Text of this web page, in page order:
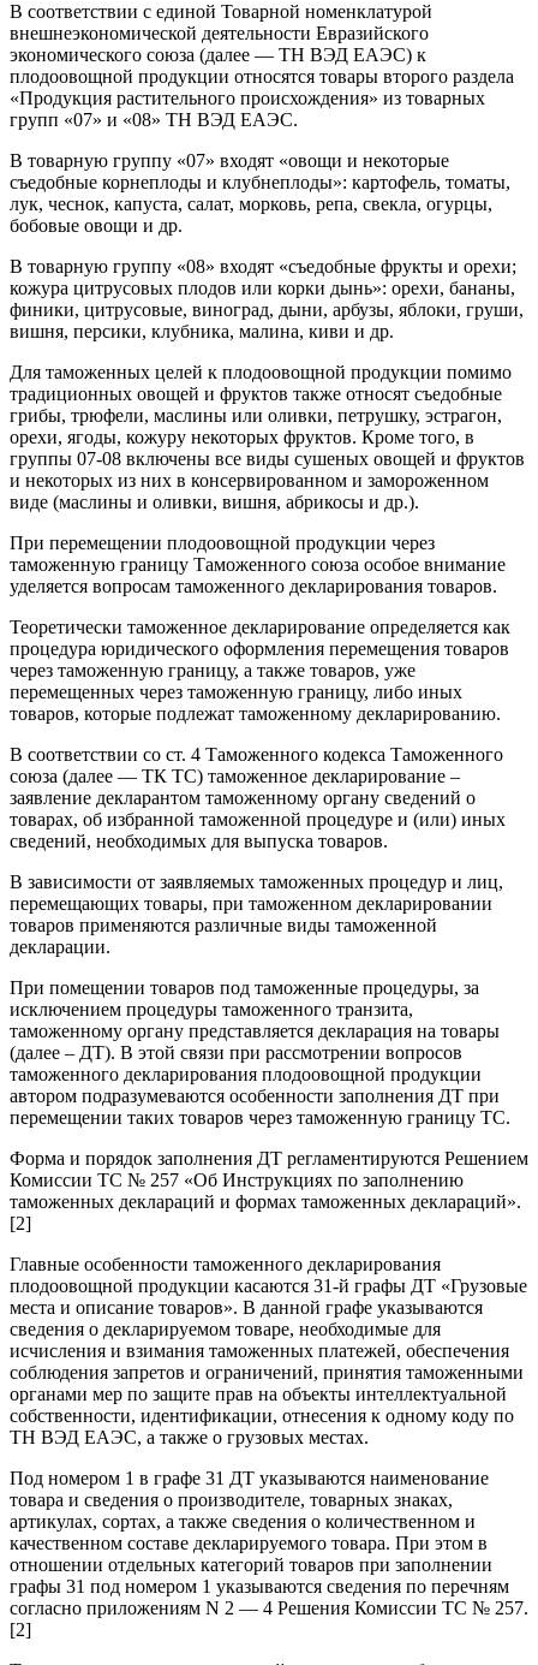
В соответствии с единой Товарной номенклатурой
внешнеэкономической деятельности Евразийского
экономического союза (далее — ТН ВЭД ЕАЭС) к
плодоовощной продукции относятся товары второго раздела
«Продукция растительного происхождения» из товарных
групп «07» и «08» ТН ВЭД ЕАЭС.
В товарную группу «07» входят «овощи и некоторые
съедобные корнеплоды и клубнеплоды»: картофель, томаты,
лук, чеснок, капуста, салат, морковь, репа, свекла, огурцы,
бобовые овощи и др.
В товарную группу «08» входят «съедобные фрукты и орехи;
кожура цитрусовых плодов или корки дынь»: орехи, бананы,
финики, цитрусовые, виноград, дыни, арбузы, яблоки, груши,
вишня, персики, клубника, малина, киви и др.
Для таможенных целей к плодоовощной продукции помимо
традиционных овощей и фруктов также относят съедобные
грибы, трюфели, маслины или оливки, петрушку, эстрагон,
орехи, ягоды, кожуру некоторых фруктов. Кроме того, в
группы 07-08 включены все виды сушеных овощей и фруктов
и некоторых из них в консервированном и замороженном
виде (маслины и оливки, вишня, абрикосы и др.).
При перемещении плодоовощной продукции через
таможенную границу Таможенного союза особое внимание
уделяется вопросам таможенного декларирования товаров.
Теоретически таможенное декларирование определяется как
процедура юридического оформления перемещения товаров
через таможенную границу, а также товаров, уже
перемещенных через таможенную границу, либо иных
товаров, которые подлежат таможенному декларированию.
В соответствии со ст. 4 Таможенного кодекса Таможенного
союза (далее — ТК ТС) таможенное декларирование –
заявление декларантом таможенному органу сведений о
товарах, об избранной таможенной процедуре и (или) иных
сведений, необходимых для выпуска товаров.
В зависимости от заявляемых таможенных процедур и лиц,
перемещающих товары, при таможенном декларировании
товаров применяются различные виды таможенной
декларации.
При помещении товаров под таможенные процедуры, за
исключением процедуры таможенного транзита,
таможенному органу представляется декларация на товары
(далее – ДТ). В этой связи при рассмотрении вопросов
таможенного декларирования плодоовощной продукции
автором подразумеваются особенности заполнения ДТ при
перемещении таких товаров через таможенную границу ТС.
Форма и порядок заполнения ДТ регламентируются Решением
Комиссии ТС № 257 «Об Инструкциях по заполнению
таможенных деклараций и формах таможенных деклараций».
[2]
Главные особенности таможенного декларирования
плодоовощной продукции касаются 31-й графы ДТ «Грузовые
места и описание товаров». В данной графе указываются
сведения о декларируемом товаре, необходимые для
исчисления и взимания таможенных платежей, обеспечения
соблюдения запретов и ограничений, принятия таможенными
органами мер по защите прав на объекты интеллектуальной
собственности, идентификации, отнесения к одному коду по
ТН ВЭД ЕАЭС, а также о грузовых местах.
Под номером 1 в графе 31 ДТ указываются наименование
товара и сведения о производителе, товарных знаках,
артикулах, сортах, а также сведения о количественном и
качественном составе декларируемого товара. При этом в
отношении отдельных категорий товаров при заполнении
графы 31 под номером 1 указываются сведения по перечням
согласно приложениям N 2 — 4 Решения Комиссии ТС № 257.
[2]